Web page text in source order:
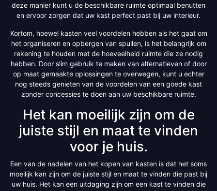
deze manier kunt u de beschikbare ruimte optimaal benutten
en ervoor zorgen dat uw kast perfect past bij uw interieur.
Kortom, hoewel kasten veel voordelen hebben als het gaat om
het organiseren en opbergen van spullen, is het belangrijk om
rekening te houden met de hoeveelheid ruimte die ze nodig
hebben. Door slim gebruik te maken van alternatieven of door
op maat gemaakte oplossingen te overwegen, kunt u echter
nog steeds genieten van de voordelen van een goede kast
zonder concessies te doen aan uw beschikbare ruimte.
Het kan moeilijk zijn om de
juiste stijl en maat te vinden
voor je huis.
Een van de nadelen van het kopen van kasten is dat het soms
moeilijk kan zijn om de juiste stijl en maat te vinden die past bij
uw huis. Het kan een uitdaging zijn om een kast te vinden die